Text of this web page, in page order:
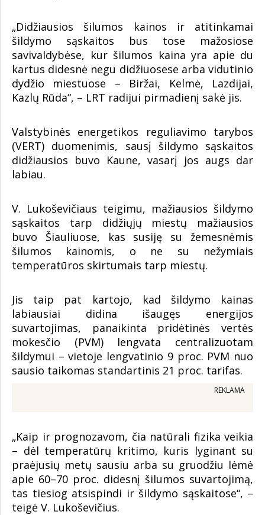
„Didžiausios šilumos kainos ir atitinkamai
šildymo sąskaitos bus tose mažosiose
savivaldybėse, kur šilumos kaina yra apie du
kartus didesnė negu didžiuosese arba vidutinio
dydžio miestuose – Biržai, Kelmė, Lazdijai,
Kazlų Rūda“, – LRT radijui pirmadienį sakė jis.
Valstybinės energetikos reguliavimo tarybos
(VERT) duomenimis, sausį šildymo sąskaitos
didžiausios buvo Kaune, vasarį jos augs dar
labiau.
V. Lukoševičiaus teigimu, mažiausios šildymo
sąskaitos tarp didžiųjų miestų mažiausios
buvo Šiauliuose, kas susiję su žemesnėmis
šilumos kainomis, o ne su nežymiais
temperatūros skirtumais tarp miestų.
Jis taip pat kartojo, kad šildymo kainas
labiausiai didina išaugęs energijos
suvartojimas, panaikinta pridėtinės vertės
mokesčio (PVM) lengvata centralizuotam
šildymui – vietoje lengvatinio 9 proc. PVM nuo
sausio taikomas standartinis 21 proc. tarifas.
REKLAMA
„Kaip ir prognozavom, čia natūrali fizika veikia
– dėl temperatūrų kritimo, kuris lyginant su
praėjusių metų sausiu arba su gruodžiu lėmė
apie 60–70 proc. didesnį šilumos suvartojimą,
tas tiesiog atsispindi ir šildymo sąskaitose“, –
teigė V. Lukoševičius.